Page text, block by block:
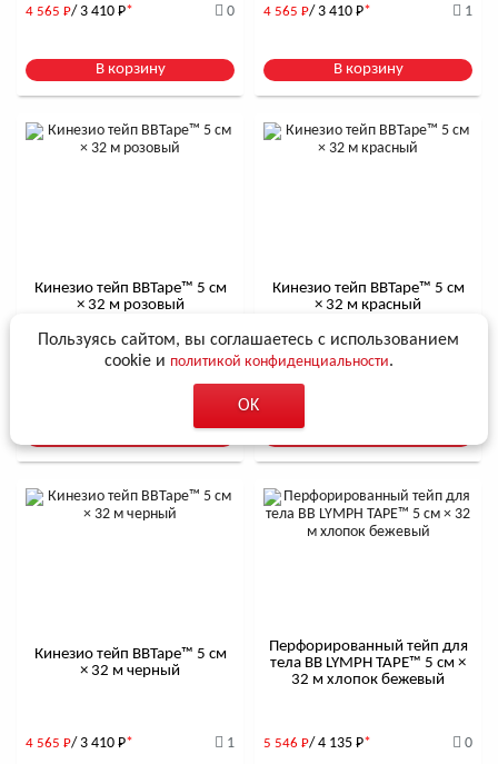
4 565 Р/ 3 410 Р* 0
В корзину
4 565 Р/ 3 410 Р* 1
В корзину
Кинезио тейп BBTape™ 5 см
× 32 м розовый
Кинезио тейп BBTape™ 5 см
× 32 м красный
Кинезио тейп BBTape™ 5 см
× 32 м черный
4 565 Р/ 3 410 Р* 1
Перфорированный тейп для
тела BB LYMPH TAPE™ 5 см ×
32 м хлопок бежевый
5 546 Р/ 4 135 Р* 0
Пользуясь сайтом, вы соглашаетесь с использованием
cookie и политикой конфиденциальности.
OK